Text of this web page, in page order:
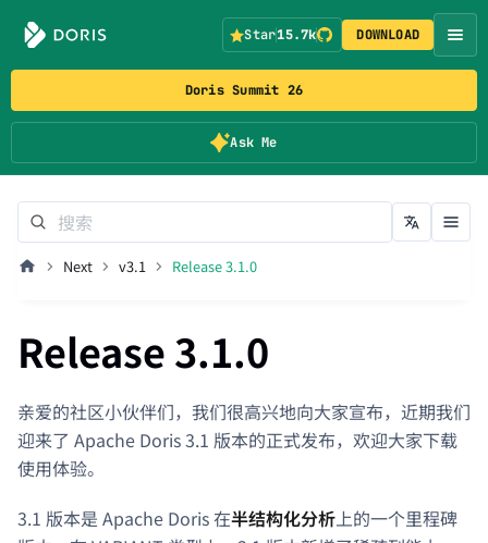
Doris Summit 26
Ask Me
Star15.7k DOWNLOAD
Next v3.1 Release 3.1.0
Release 3.1.0
亲爱的社区小伙伴们，我们很高兴地向大家宣布，近期我们
迎来了 Apache Doris 3.1 版本的正式发布，欢迎大家下载
使用体验。
3.1 版本是 Apache Doris 在半结构化分析 上的一个里程碑